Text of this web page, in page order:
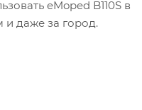
eMoped B110S в
и даже за город.